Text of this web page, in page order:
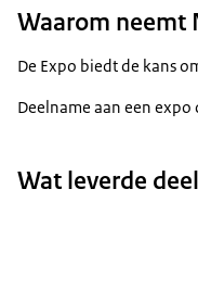
Waarom neemt
De Expo biedt de kans
Deelname aan een
Wat leverde